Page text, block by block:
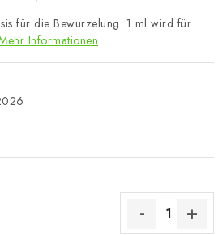
für die Bewurzelung. 1 ml wird für
Informationen